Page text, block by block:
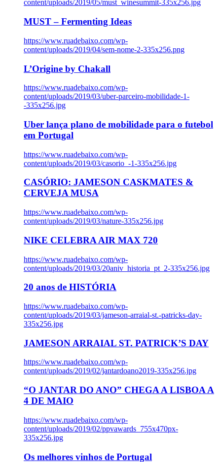
content/uploads/2019/05/must_winesummit-335x256.jpg
MUST – Fermenting Ideas
https://www.ruadebaixo.com/wp-
content/uploads/2019/04/sem-nome-2-335x256.png
L’Origine by Chakall
https://www.ruadebaixo.com/wp-
content/uploads/2019/03/uber-parceiro-mobilidade-1-
-335x256.jpg
Uber lança plano de mobilidade para o futebol
em Portugal
https://www.ruadebaixo.com/wp-
content/uploads/2019/03/casorio_-1-335x256.jpg
CASÓRIO: JAMESON CASKMATES &
CERVEJA MUSA
https://www.ruadebaixo.com/wp-
content/uploads/2019/03/nature-335x256.jpg
NIKE CELEBRA AIR MAX 720
https://www.ruadebaixo.com/wp-
content/uploads/2019/03/20aniv_historia_pt_2-335x256.jpg
20 anos de HISTÓRIA
https://www.ruadebaixo.com/wp-
content/uploads/2019/03/jameson-arraial-st.-patricks-day-
335x256.jpg
JAMESON ARRAIAL ST. PATRICK’S DAY
https://www.ruadebaixo.com/wp-
content/uploads/2019/02/jantardoano2019-335x256.jpg
“O JANTAR DO ANO” CHEGA A LISBOA A
4 DE MAIO
https://www.ruadebaixo.com/wp-
content/uploads/2019/02/ppvawards_755x470px-
335x256.jpg
Os melhores vinhos de Portugal